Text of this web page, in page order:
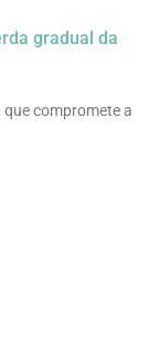
gradual da
compromete a